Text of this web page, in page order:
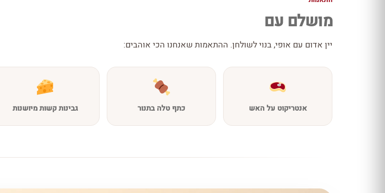
מושלם עם
יין אדום עם אופי, בנוי לשולחן. ההתאמות שאנחנו הכי אוהבים:
אנטריקוט על האש כתף טלה בתנור גבינות קשות מיושנות